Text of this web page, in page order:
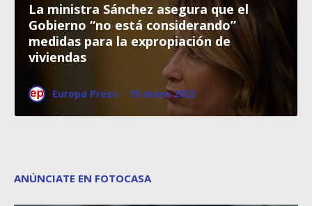
La ministra Sánchez asegura que el
Gobierno “no está considerando”
medidas para la expropiación de
viviendas
Europa Press · 18 mayo 2023
ANÚNCIATE EN FOTOCASA